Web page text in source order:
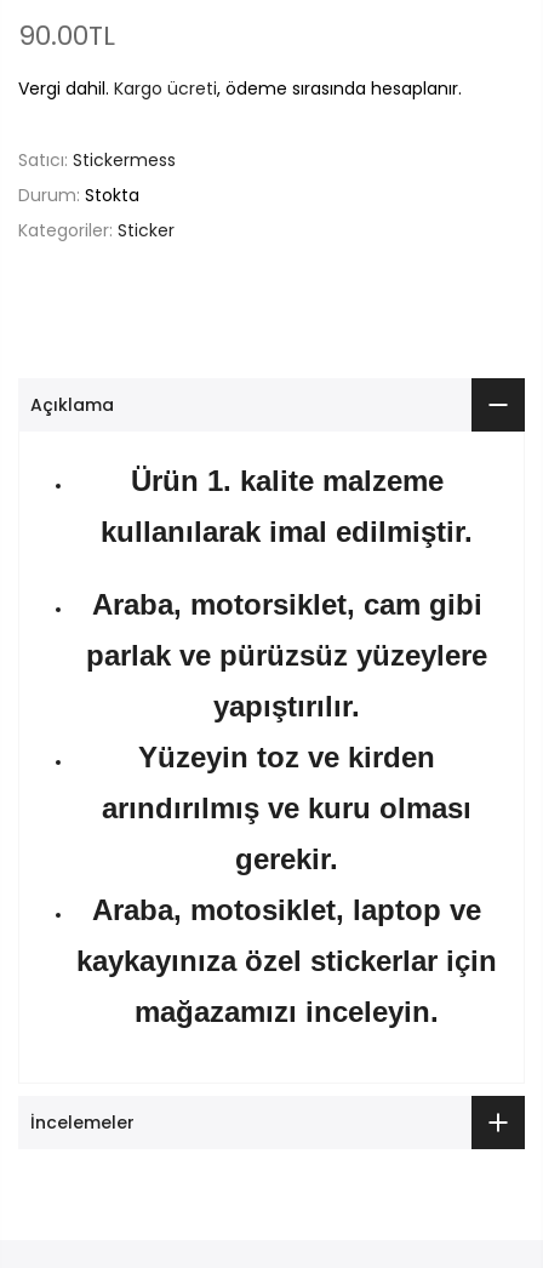
90.00TL
Vergi dahil. Kargo ücreti, ödeme sırasında hesaplanır.
Satıcı: Stickermess
Durum: Stokta
Kategoriler: Sticker
Açıklama
Ürün 1. kalite malzeme
kullanılarak imal edilmiştir.
Araba, motorsiklet, cam gibi
parlak ve pürüzsüz yüzeylere
yapıştırılır.
Yüzeyin toz ve kirden
arındırılmış ve kuru olması
gerekir.
Araba, motosiklet, laptop ve
kaykayınıza özel stickerlar için
mağazamızı inceleyin.
İncelemeler